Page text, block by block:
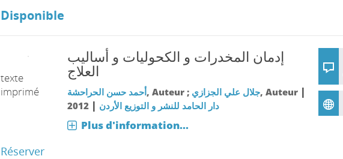
Disponible
texte
imprimé
إدمان المخدرات و الكحوليات و أساليب
العلاج
أحمد حسن الحراحشة, Auteur ; جلال علي الجزازي, Auteur |
دار الحامد للنشر و التوزيع الأردن |
2012
Plus d'information...
Réserver